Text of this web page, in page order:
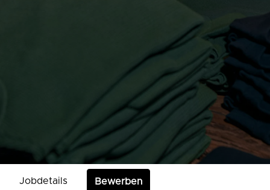
Jobdetails Bewerben